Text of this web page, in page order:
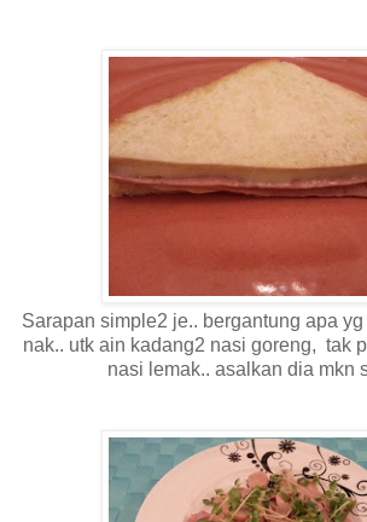
Sarapan simple2 je.. bergantung apa
nak.. utk ain kadang2 nasi goreng, tak
nasi lemak.. asalkan dia mkn